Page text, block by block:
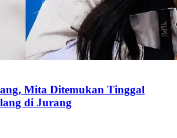
Mita Ditemukan Tinggal
di Jurang